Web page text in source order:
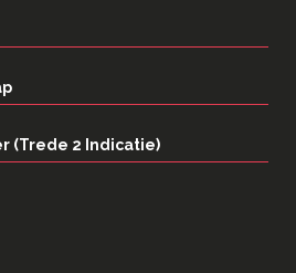
(Trede 2 Indicatie)